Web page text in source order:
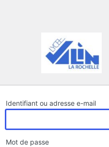
Identifiant ou adresse e-mail
Mot de passe